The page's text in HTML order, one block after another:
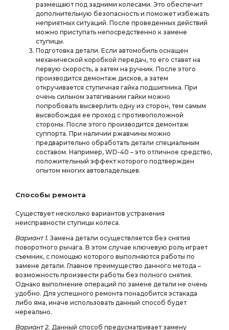
размещают под задними колесами. Это обеспечит
дополнительную безопасность и поможет избежать
неприятных ситуаций. После проведенных действий
можно приступать непосредственно к замене
ступицы.
Подготовка детали. Если автомобиль оснащен
механической коробкой передач, то его ставят на
первую скорость, а затем на ручник. После этого
производится демонтаж дисков, а затем
откручивается ступичная гайка подшипника. При
очень сильном затягивании гайки можно
попробовать высверлить одну из сторон, тем самым
высвобождая ее проход с противоположной
стороны. После этого производится демонтаж
суппорта. При наличии ржавчины можно
предварительно обработать детали специальным
составом. Например, WD-40 – это отличное средство,
положительный эффект которого подтвержден
опытом многих автовладельцев.
Способы ремонта
Существует несколько вариантов устранения
неисправности ступицы колеса.
Вариант 1. Замена детали осуществляется без снятия
поворотного рычага. В этом случае ключевую роль играет
съемник, с помощью которого выполняются работы по
замене детали. Главное преимущество данного метода –
возможность произвести работы без полного снятия.
Однако выполнение операций по замене детали не очень
удобно. Для успешного ремонта понадобится эстакада
либо яма, иначе использовать данный способ будет
нереально.
Вариант 2. Данный способ предусматривает замену